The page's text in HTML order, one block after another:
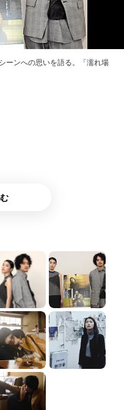
ーンへの思いを語る。「濡れ場